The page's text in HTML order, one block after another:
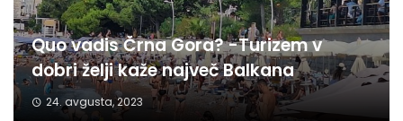
Quo vadis Črna Gora? -Turizem v
dobri želji kaže največ Balkana
24. avgusta, 2023